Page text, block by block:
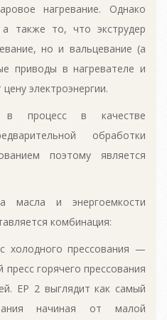
нагревание. Однако
также то, что экструдер
но и вальцевание (а
приводы в нагревателе и
электроэнергии.
в процесс в качестве
обработки
поэтому является
масла и энергоемкости
комбинация:
холодного прессования —
горячего прессования
ЕР 2 выглядит как самый
начиная от малой